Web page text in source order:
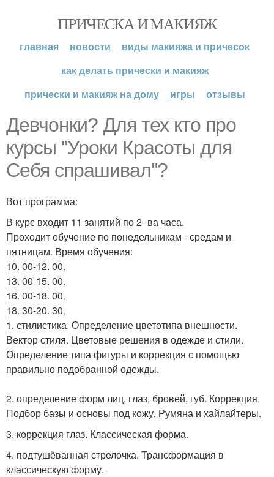
ПРИЧЕСКА И МАКИЯЖ
главная новости
виды макияжа и причесок
как делать прически и макияж
прически и макияж на дому
игры отзывы
Девчонки? Для тех кто про
курсы "Уроки Красоты для
Себя спрашивал"?
Вот программа:
В курс входит 11 занятий по 2- ва часа.
Проходит обучение по понедельникам - средам и
пятницам. Время обучения:
10. 00-12. 00.
13. 00-15. 00.
16. 00-18. 00.
18. 30-20. 30.
1. стилистика. Определение цветотипа внешности.
Вектор стиля. Цветовые решения в одежде и стили.
Определение типа фигуры и коррекция с помощью
правильно подобранной одежды.
2. определение форм лиц, глаз, бровей, губ. Коррекция.
Подбор базы и основы под кожу. Румяна и хайлайтеры.
3. коррекция глаз. Классическая форма.
4. подтушёванная стрелочка. Трансформация в
классическую форму.